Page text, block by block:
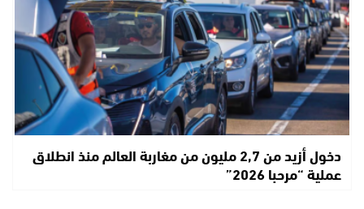
دخول أزيد من 2,7 مليون من مغاربة العالم منذ انطلاق
عملية “مرحبا 2026”